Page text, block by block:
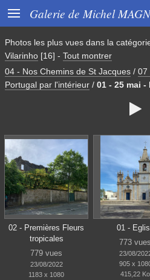
 Galerie de Michel
Photos les plus vues dans la
Vilarinho [16] - Tout montrer
04 - Nos Chemins de St Jacques / 07
Portugal par l'intérieur / 01 - 25 mai

02 - Premières Fleurs
tropicales
779 vues
23/08/2022
1183 x 1080
01 -
773 vues
23/08/
905 x
415,22 Ko